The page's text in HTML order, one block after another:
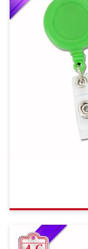
全球據點
關於安慶